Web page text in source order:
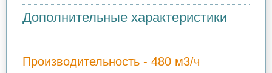
Дополнительные характеристики
Производительность - 480 м3/ч